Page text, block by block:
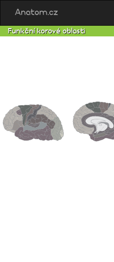
Anatom.cz
Funkční korové oblasti